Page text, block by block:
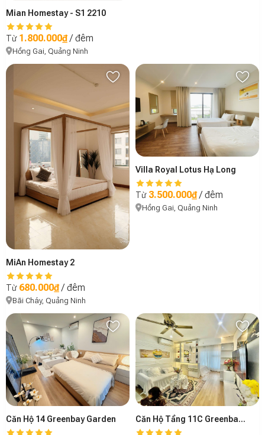
Mian Homestay - S1 2210
Từ 1.800.000₫/ đêm
Hồng Gai, Quảng Ninh
MiAn Homestay 2
Từ 680.000₫/ đêm
Bãi Cháy, Quảng Ninh
Villa Royal Lotus Hạ Long
Từ 3.500.000₫/ đêm
Hồng Gai, Quảng Ninh
Căn Hộ 14 Greenbay Garden Căn Hộ Tầng 11C Greenbay Garden